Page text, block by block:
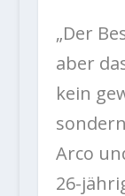
„Der
aber
kein
Arco
26-